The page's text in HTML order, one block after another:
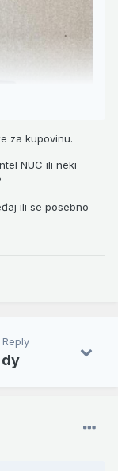
za kupovinu.
NUC ili neki
ili se posebno